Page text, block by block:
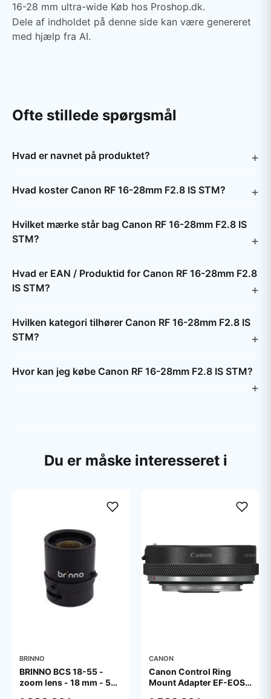
16-28 mm ultra-wide Køb hos Proshop.dk.
Dele af indholdet på denne side kan være genereret
med hjælp fra AI.
Ofte stillede spørgsmål
Hvad er navnet på produktet?
Hvad koster Canon RF 16-28mm F2.8 IS STM?
Hvilket mærke står bag Canon RF 16-28mm F2.8 IS
STM?
Hvad er EAN / Produktid for Canon RF 16-28mm F2.8
IS STM?
Hvilken kategori tilhører Canon RF 16-28mm F2.8 IS
STM?
Hvor kan jeg købe Canon RF 16-28mm F2.8 IS STM?
Du er måske interesseret i
BRINNO
BRINNO BCS 18-55 -
zoom lens - 18 mm - 55
CANON
Canon Control Ring
Mount Adapter EF-EOS